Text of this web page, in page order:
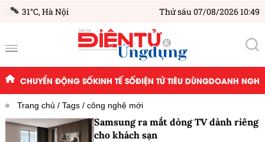
31°C,Hà Nội Thứ sáu 07/08/2026 10:49
CHUYỂN ĐỘNG SỐKINH TẾ SỐĐIỆN TỬ TIÊU DÙNGDOANH
Trang chủ Tags công nghệ mới
Samsung ra mắt dòng TV dành riêng
cho khách sạn